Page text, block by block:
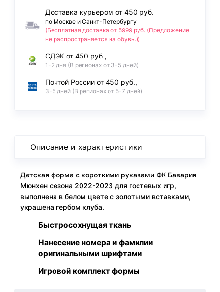
Доставка курьером от 450 руб.
по Москве и Санкт-Петербургу
(Бесплатная доставка от 5999 руб. (Предложение
не распространяется на обувь.))
СДЭК от 450 руб.,
1-2 дня (В регионах от 3-5 дней)
Почтой России от 450 руб.,
3-5 дней (В регионах от 5-7 дней)
Описание и характеристики
Детская форма с короткими рукавами ФК Бавария
Мюнхен сезона 2022-2023 для гостевых игр,
выполнена в белом цвете с золотыми вставками,
украшена гербом клуба.
Быстросохнущая ткань
Нанесение номера и фамилии
оригинальными шрифтами
Игровой комплект формы